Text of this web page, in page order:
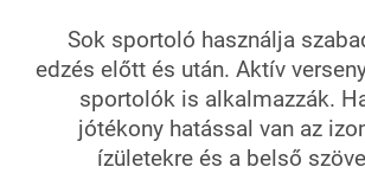
Sok sportoló használja
edzés előtt és után. Aktív
sportolók is alkalmazzák.
jótékony hatással van az
ízületekre és a belső